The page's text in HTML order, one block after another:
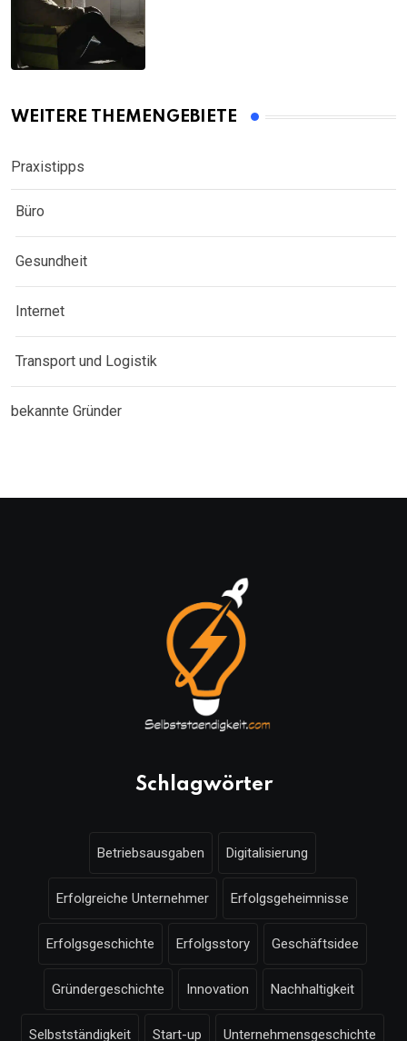
WEITERE THEMENGEBIETE
Praxistipps
Büro
Gesundheit
Internet
Transport und Logistik
bekannte Gründer
Schlagwörter
Betriebsausgaben Digitalisierung
Erfolgreiche Unternehmer Erfolgsgeheimnisse
Erfolgsgeschichte Erfolgsstory Geschäftsidee
Gründergeschichte Innovation Nachhaltigkeit
Selbstständigkeit Start-up Unternehmensgeschichte